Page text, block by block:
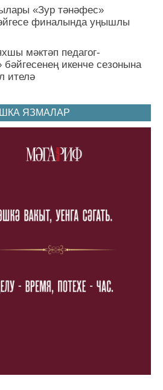
«Зур тәнәфес»
финалында уңышлы
мәктәп педагог-
бәйгесенең икенче сезонына
ителә
ЯЗМАЛАР